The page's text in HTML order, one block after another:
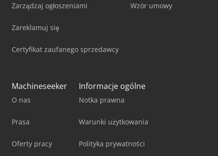
Zarządzaj ogłoszeniami
Zareklamuj się
Certyfikat zaufanego sprzedawcy
Wzór umowy
Machineseeker
O nas
Prasa
Oferty pracy
Informacje ogólne
Notka prawna
Warunki użytkowania
Polityka prywatności